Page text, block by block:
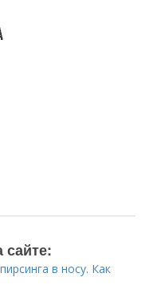
сайте:
в носу. Как